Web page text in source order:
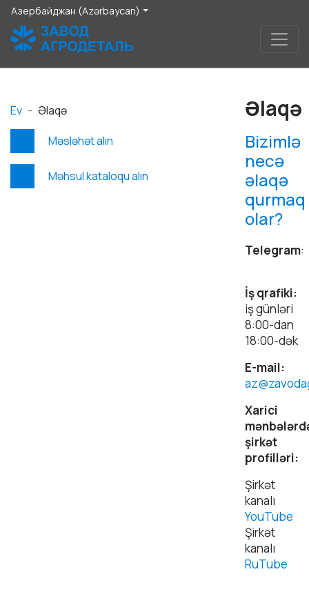
Азербайджан (Azərbaycan)
Ev
Əlaqə
Məsləhət alın
Məhsul kataloqu alın
Əlaqə
Bizimlə
necə
əlaqə
qurmaq
olar?
Telegram:
İş qrafiki:
iş günləri
8:00-dan
18:00-dək
E-mail:
Xarici
şirkət
profilləri:
Şirkət
kanalı
YouTube
Şirkət
kanalı
RuTube